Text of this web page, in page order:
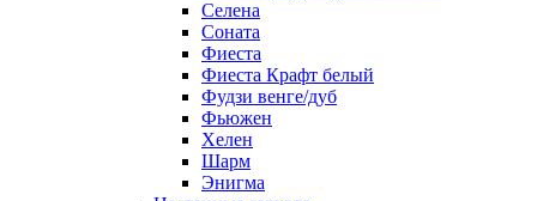
Селена
Соната
Фиеста
Фиеста Крафт белый
Фудзи венге/дуб
Фьюжен
Хелен
Шарм
Энигма